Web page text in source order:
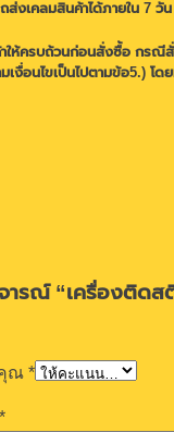
ถส่งเคลมสินค้าได้ภายใน 7
าให้ครบถ้วนก่อนสั่งซื้อ กรณี
เงื่อนไขเป็นไปตามข้อ5.) โ
ารณ์ “เครื่องติด
ณ *
*